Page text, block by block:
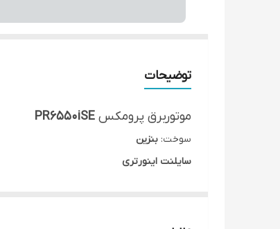
توضیحات
موتوربرق پرومکس PR6550iSE
سوخت: بنزین
سایلنت اینورتری